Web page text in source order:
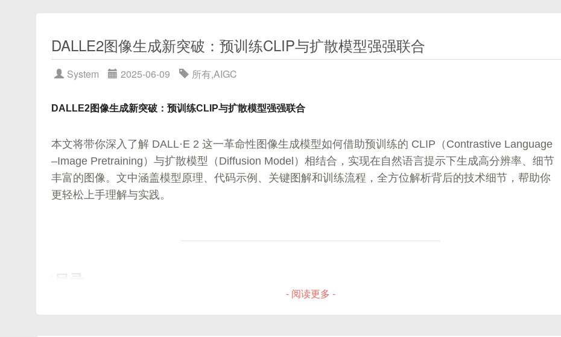
第二章 图神经网络基础
2.1 图的基本概念
节点（Node） ：图中的元素，也称为顶点，通常表示实体，比如社交网络中的用户。
边（Edge）
：连接两个节点的关系，可以是有向或无向，也可以带权重，表示关系强弱。
邻接矩阵（Adjacency Matrix，A） ：用一个矩阵来表示图的连接关系。对于有n个节点的图，A是一个n×n的矩阵，其
中元素A\_ij表示节点i和j是否有边相连（1表示有边，0表示无边，或带权重的值）。
步骤三：构建向量索引与检索逻辑
步骤四：文本→视频检索完整流程
一、背景介绍与核心思路
❌ 依赖元数据（标题、标签）
DALLE2图像生成新突破：预训练CLIP与扩散模型强强联合‌
System 2025-06-09 所有,AIGC
DALLE2图像生成新突破：预训练CLIP与扩散模型强强联合
本文将带你深入了解 DALL·E 2 这一革命性图像生成模型如何借助预训练的 CLIP（Contrastive Language
–Image Pretraining）与扩散模型（Diffusion Model）相结合，实现在自然语言提示下生成高分辨率、细节
丰富的图像。文中涵盖模型原理、代码示例、关键图解和训练流程，全方位解析背后的技术细节，帮助你
更轻松上手理解与实践。
- 阅读更多 -